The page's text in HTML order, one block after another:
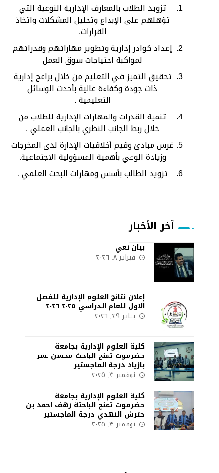
تزويد الطلاب بالمعارف الإدارية النوعية التي
تؤهلهم على الإبداع وتحليل المشكلات واتخاذ
‏القرارات.‏
إعداد كوادر إدارية وتطوير مهاراتهم وقدراتهم
لمواكبة احتياجات سوق العمل
تحقيق التميز في التعليم من ‏خلال برامج إدارية
ذات ‏جودة وكفاءة عالية بأحدث ‏الوسائل
التعليمية .‏
تنمية القدرات والمهارات ‏الإدارية للطلاب من
خلال ‏ربط الجانب النظري ‏بالجانب العملي .‏
غرس مبادئ وقيم أخلاقيات ‏الإدارة لدى المخرجات
‏وزيادة الوعي بأهمية ‏المسؤولية الاجتماعية.‏
تزويد الطالب بأسس ‏ومهارات البحث العلمي .‏
آخر الأخبار
بيان نعي
فبراير ٨, ٢٠٢٦
إعلان نتائج العلوم الإدارية للفصل
الاول للعام الدراسي ٢٠٢٥-٢٠٢٦
يناير ٢٩, ٢٠٢٦
كلية العلوم الإدارية بجامعة
حضرموت تمنح الباحث محسن عمر
بازياد درجة الماجستير
نوفمبر ٣, ٢٠٢٥
كلية العلوم الإدارية بجامعة
حضرموت تمنح الباحثة رهف احمد بن
حترش النهدي درجة الماجستير
نوفمبر ٣, ٢٠٢٥